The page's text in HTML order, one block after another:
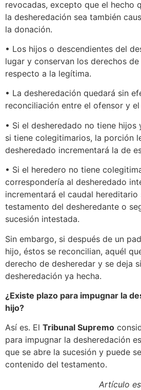
revocadas, excepto que el hecho
la desheredación sea también
la donación.
• Los hijos o descendientes del
lugar y conservan los derechos
respecto a la legítima.
• La desheredación quedará sin
reconciliación entre el ofensor y
• Si el desheredado no tiene hijos
si tiene colegitimarios, la porción
desheredado incrementará la de
• Si el heredero no tiene
correspondería al desheredado
incrementará el caudal hereditario
testamento del desheredante o
sucesión intestada.
Sin embargo, si después de un
hijo, éstos se reconcilian, aquél
derecho de desheredar y se deja
desheredación ya hecha.
¿Existe plazo para impugnar la
hijo?
Así es. El Tribunal Supremo
para impugnar la desheredación
que se abre la sucesión y puede
contenido del testamento.
Artículo